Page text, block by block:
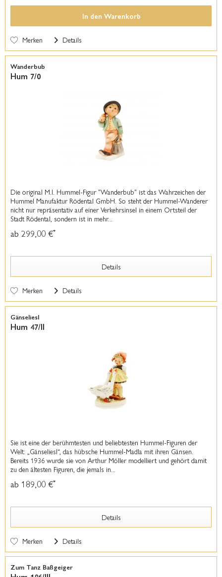
In den Warenkorb
Merken Details
Wanderbub
Hum 7/0
Die original M.I. Hummel-Figur "Wanderbub" ist das Wahrzeichen der
Hummel Manufaktur Rödental GmbH. So steht der Hummel-Wanderer
nicht nur repräsentativ auf einer Verkehrsinsel in einem Ortsteil der
Stadt Rödental, sondern ist in mehr...
ab 299,00 €*
Details
Merken Details
Gänseliesl
Hum 47/II
Sie ist eine der berühmtesten und beliebtesten Hummel-Figuren der
Welt: „Gänseliesl“, das hübsche Hummel-Madla mit ihren Gänsen.
Bereits 1936 wurde sie von Arthur Möller modelliert und gehört damit
zu den ältesten Figuren, die jemals in...
ab 189,00 €*
Details
Merken Details
Zum Tanz Baßgeiger